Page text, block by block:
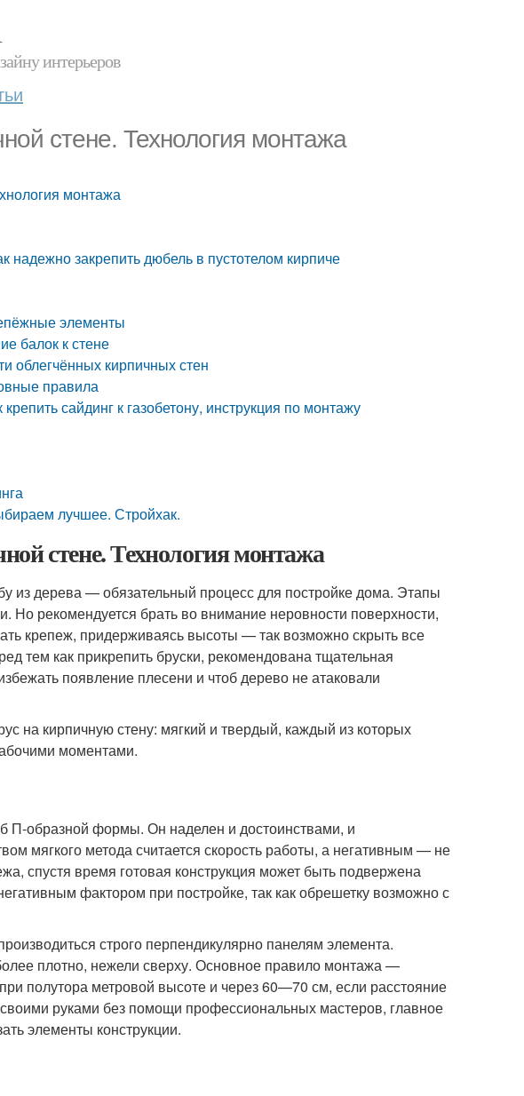
интерьеров
стене. Технология монтажа
монтажа
надежно закрепить дюбель в пустотелом кирпиче
элементы
балок к стене
облегчённых кирпичных стен
правила
сайдинг к газобетону, инструкция по монтажу
лучшее. Стройхак.
стене. Технология монтажа
из дерева — обязательный процесс для постройке дома. Этапы
Но рекомендуется брать во внимание неровности поверхности,
крепеж, придерживаясь высоты — так возможно скрыть все
тем как прикрепить бруски, рекомендована тщательная
появление плесени и чтоб дерево не атаковали
на кирпичную стену: мягкий и твердый, каждый из которых
моментами.
П-образной формы. Он наделен и достоинствами, и
мягкого метода считается скорость работы, а негативным — не
спустя время готовая конструкция может быть подвержена
фактором при постройке, так как обрешетку возможно с
строго перпендикулярно панелям элемента.
плотно, нежели сверху. Основное правило монтажа —
полутора метровой высоте и через 60—70 см, если расстояние
руками без помощи профессиональных мастеров, главное
элементы конструкции.